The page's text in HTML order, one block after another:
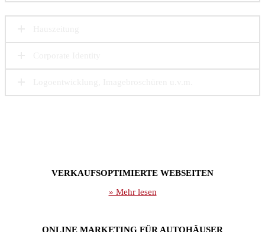
VERKAUFSOPTIMIERTE WEBSEITEN
» Mehr lesen
ONLINE MARKETING FÜR AUTOHÄUSER